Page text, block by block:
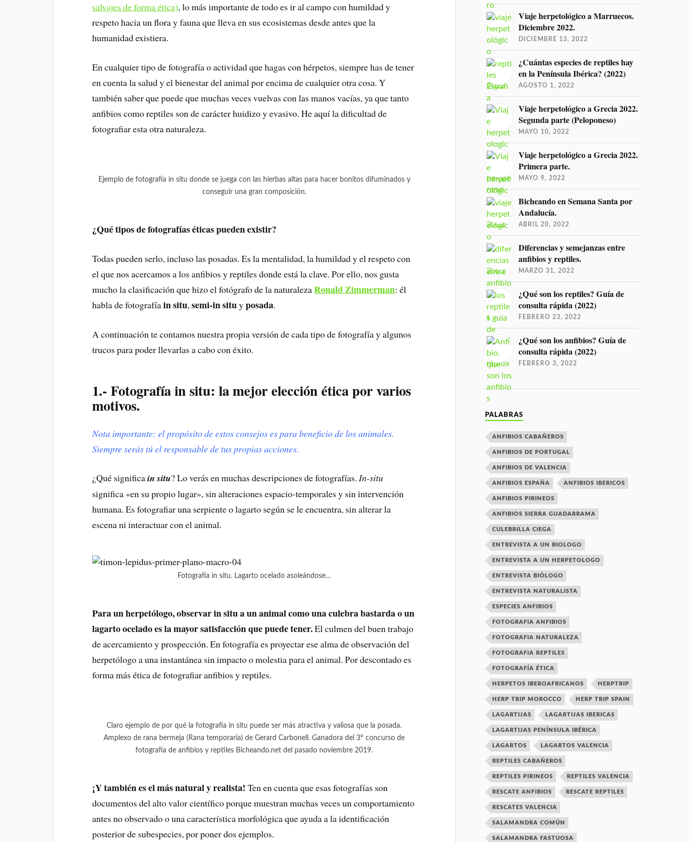
salvajes de forma ética), lo más importante de todo es ir al campo con humildad y
respeto hacia un flora y fauna que lleva en sus ecosistemas desde antes que la
humanidad existiera.
En cualquier tipo de fotografía o actividad que hagas con hérpetos, siempre has de tener
en cuenta la salud y el bienestar del animal por encima de cualquier otra cosa. Y
también saber que puede que muchas veces vuelvas con las manos vacías, ya que tanto
anfibios como reptiles son de carácter huidizo y evasivo. He aquí la dificultad de
fotografiar esta otra naturaleza.
Ejemplo de fotografía in situ donde se juega con las hierbas altas para hacer bonitos difuminados y
conseguir una gran composición.
¿Qué tipos de fotografías éticas pueden existir?
Todas pueden serlo, incluso las posadas. Es la mentalidad, la humildad y el respeto con
el que nos acercamos a los anfibios y reptiles donde está la clave. Por ello, nos gusta
mucho la clasificación que hizo el fotógrafo de la naturalezaRonald Zimmerman: él
habla de fotografíain situ,semi-in situyposada.
A continuación te contamos nuestra propia versión de cada tipo de fotografía y algunos
trucos para poder llevarlas a cabo con éxito.
1.- Fotografía in situ: la mejor elección ética por varios
motivos.
Nota importante: el propósito de estos consejos es para beneficio de los animales.
Siempre serás tú el responsable de tus propias acciones.
¿Qué significain situ? Lo verás en muchas descripciones de fotografías.In-situ
significa «en su propio lugar», sin alteraciones espacio-temporales y sin intervención
humana. Es fotografiar una serpiente o lagarto según se le encuentra, sin alterar la
escena ni interactuar con el animal.
Fotografía in situ. Lagarto ocelado asoleándose…
Para un herpetólogo, observar in situ a un animal como una culebra bastarda o un
lagarto ocelado es la mayor satisfacción que puede tener.El culmen del buen trabajo
de acercamiento y prospección. En fotografía es proyectar ese alma de observación del
herpetólogo a una instantánea sin impacto o molestia para el animal. Por descontado es
forma más ética de fotografiar anfibios y reptiles.
Claro ejemplo de por qué la fotografía in situ puede ser más atractiva y valiosa que la posada.
Amplexo de rana bermeja (Rana temporaria) de Gerard Carbonell. Ganadora del 3º concurso de
fotografía de anfibios y reptiles Bicheando.net del pasado noviembre 2019.
¡Y también es el más natural y realista! Ten en cuenta que esas fotografías son
documentos del alto valor científico porque muestran muchas veces un comportamiento
antes no observado o una característica morfológica que ayuda a la identificación
posterior de subespecies, por poner dos ejemplos.
Viaje herpetológico a Marruecos.
Diciembre 2022.
DICIEMBRE 13, 2022
¿Cuántas especies de reptiles hay
en la Península Ibérica? (2022)
AGOSTO 1, 2022
Viaje herpetológico a Grecia 2022.
Segunda parte (Peloponeso)
MAYO 10, 2022
Viaje herpetológico a Grecia 2022.
Primera parte.
MAYO 9, 2022
Bicheando en Semana Santa por
Andalucía.
ABRIL 20, 2022
Diferencias y semejanzas entre
anfibios y reptiles.
MARZO 31, 2022
¿Qué son los reptiles? Guía de
consulta rápida (2022)
FEBRERO 23, 2022
¿Qué son los anfibios? Guía de
consulta rápida (2022)
FEBRERO 3, 2022
PALABRAS
ANFIBIOS CABAÑEROS
ANFIBIOS DE PORTUGAL
ANFIBIOS DE VALENCIA
ANFIBIOS ESPAÑA ANFIBIOS IBERICOS
ANFIBIOS PIRINEOS
ANFIBIOS SIERRA GUADARRAMA
CULEBRILLA CIEGA
ENTREVISTA A UN BIOLOGO
ENTREVISTA A UN HERPETOLOGO
ENTREVISTA BIÓLOGO
ENTREVISTA NATURALISTA
ESPECIES ANFIBIOS
FOTOGRAFIA ANFIBIOS
FOTOGRAFIA NATURALEZA
FOTOGRAFIA REPTILES
FOTOGRAFÍA ÉTICA
HERPETOS IBEROAFRICANOS HERPTRIP
HERP TRIP MOROCCO HERP TRIP SPAIN
LAGARTIJAS LAGARTIJAS IBERICAS
LAGARTIJAS PENÍNSULA IBÉRICA
LAGARTOS LAGARTOS VALENCIA
REPTILES CABAÑEROS
REPTILES PIRINEOS REPTILES VALENCIA
RESCATE ANFIBIOS RESCATE REPTILES
RESCATES VALENCIA
SALAMANDRA COMÚN
SALAMANDRA FASTUOSA